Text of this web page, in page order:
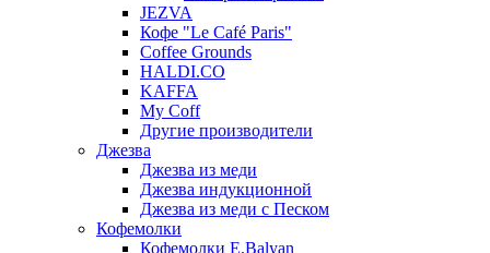
JEZVA
Кофе "Le Café Paris"
Coffee Grounds
HALDI.CO
KAFFA
My Coff
Другие производители
Джезва
Джезва из меди
Джезва индукционной
Джезва из меди с Песком
Кофемолки
Кофемолки E.Balyan